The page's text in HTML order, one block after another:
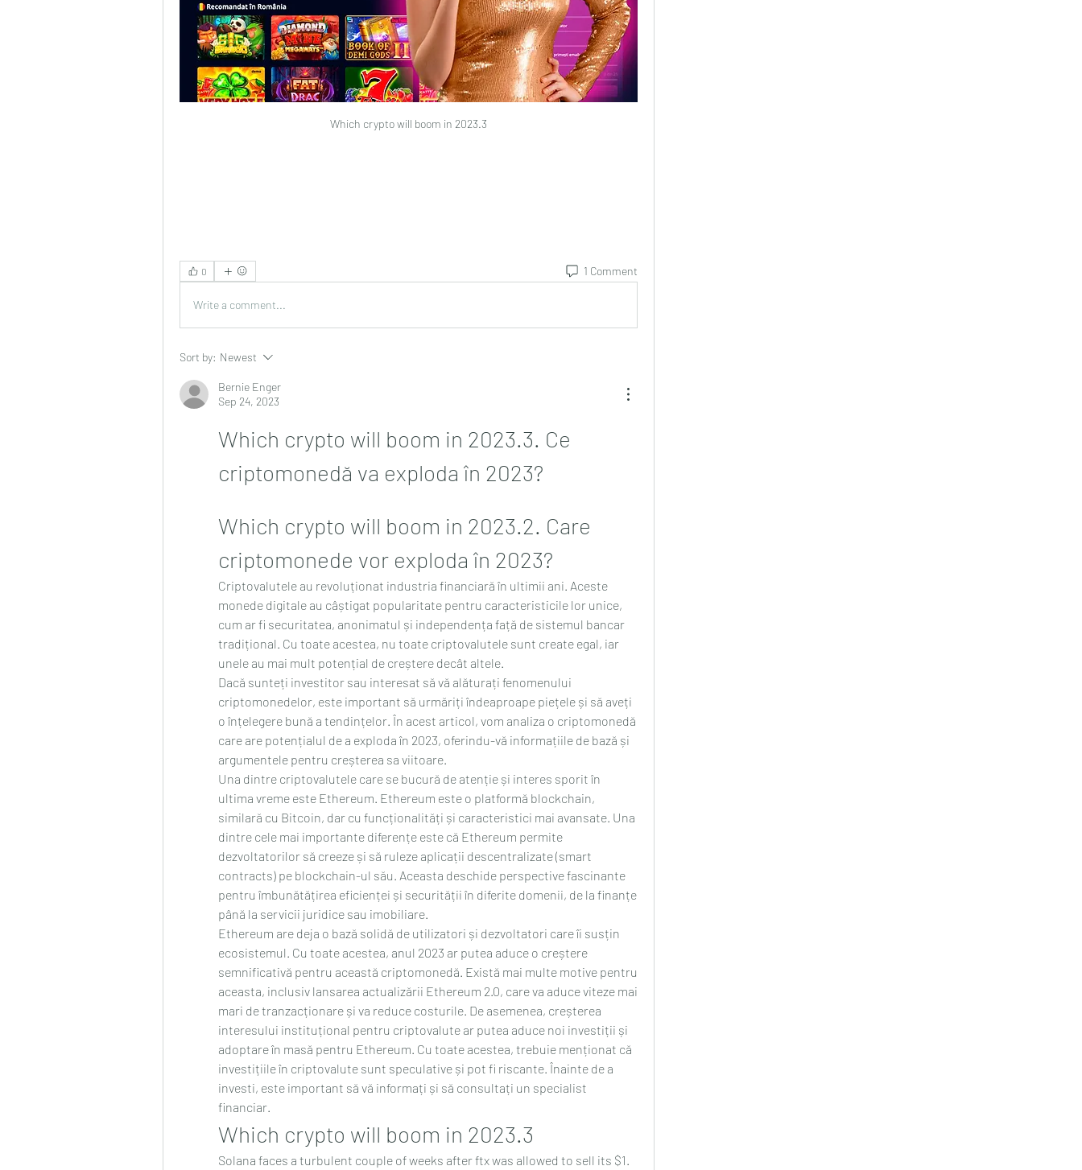
Which crypto will boom in 2023.3
0 1 Comment
Write a comment...
Sort by: Newest
Bernie Enger
Sep 24, 2023
Which crypto will boom in 2023.3. Ce
criptomonedă va exploda în 2023?
Which crypto will boom in 2023.2. Care
criptomonede vor exploda în 2023?
Criptovalutele au revoluționat industria financiară în ultimii ani. Aceste
monede digitale au câștigat popularitate pentru caracteristicile lor unice,
cum ar fi securitatea, anonimatul și independența față de sistemul bancar
tradițional. Cu toate acestea, nu toate criptovalutele sunt create egal, iar
unele au mai mult potențial de creștere decât altele.
Dacă sunteți investitor sau interesat să vă alăturați fenomenului
criptomonedelor, este important să urmăriți îndeaproape piețele și să aveți
o înțelegere bună a tendințelor. În acest articol, vom analiza o criptomonedă
care are potențialul de a exploda în 2023, oferindu-vă informațiile de bază și
argumentele pentru creșterea sa viitoare.
Una dintre criptovalutele care se bucură de atenție și interes sporit în
ultima vreme este Ethereum. Ethereum este o platformă blockchain,
similară cu Bitcoin, dar cu funcționalități și caracteristici mai avansate. Una
dintre cele mai importante diferențe este că Ethereum permite
dezvoltatorilor să creeze și să ruleze aplicații descentralizate (smart
contracts) pe blockchain-ul său. Aceasta deschide perspective fascinante
pentru îmbunătățirea eficienței și securității în diferite domenii, de la finanțe
până la servicii juridice sau imobiliare.
Ethereum are deja o bază solidă de utilizatori și dezvoltatori care îi susțin
ecosistemul. Cu toate acestea, anul 2023 ar putea aduce o creștere
semnificativă pentru această criptomonedă. Există mai multe motive pentru
aceasta, inclusiv lansarea actualizării Ethereum 2.0, care va aduce viteze mai
mari de tranzacționare și va reduce costurile. De asemenea, creșterea
interesului instituțional pentru criptovalute ar putea aduce noi investiții și
adoptare în masă pentru Ethereum. Cu toate acestea, trebuie menționat că
investițiile în criptovalute sunt speculative și pot fi riscante. Înainte de a
investi, este important să vă informați și să consultați un specialist
financiar.
Which crypto will boom in 2023.3
Solana faces a turbulent couple of weeks after ftx was allowed to sell its $1.